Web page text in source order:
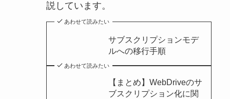
説しています。
あわせて読みたい
サブスクリプションモデ
ルへの移行手順
あわせて読みたい
【まとめ】WebDriveのサ
ブスクリプション化に関